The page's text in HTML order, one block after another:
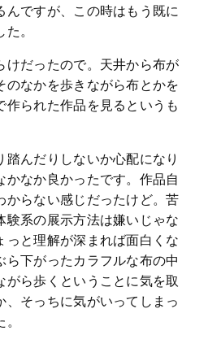
んですが、この時はもう既に
。
けだったので。天井から布が
のなかを歩きながら布とかを
作られた作品を見るというも
んだりしないか心配になり
かなか良かったです。作品自
からない感じだったけど。苦
験系の展示方法は嫌いじゃな
っと理解が深まれば面白くな
ら下がったカラフルな布の中
がら歩くということに気を取
、そっちに気がいってしまっ